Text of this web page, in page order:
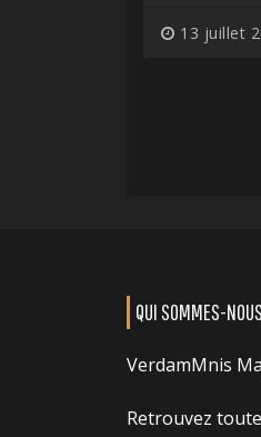
13 juillet
QUI SOMMES-
VerdamMnis
Retrouvez